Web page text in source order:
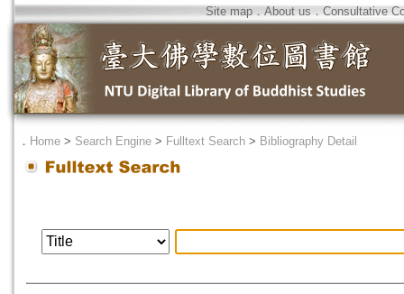
Site map．About us ． Consultative
． Home > Search Engine > Fulltext Search > Bibliography Detail